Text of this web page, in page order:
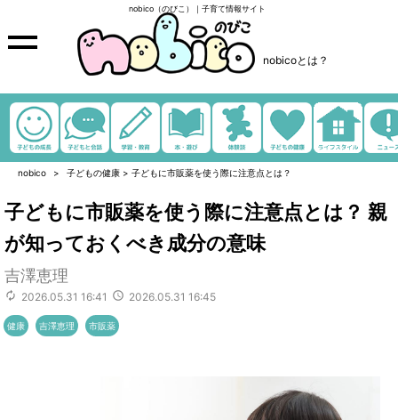
nobico（のびこ）｜子育て情報サイト
nobicoとは？
nobico 子どもの健康 > 子どもに市販薬を使う際に注意点とは？
子どもに市販薬を使う際に注意点とは？ 親
が知っておくべき成分の意味
吉澤恵理
2026.05.31 16:41 2026.05.31 16:45
健康 吉澤恵理 市販薬